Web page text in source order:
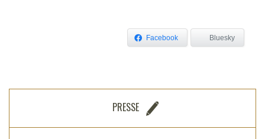
Facebook Bluesky
PRESSE